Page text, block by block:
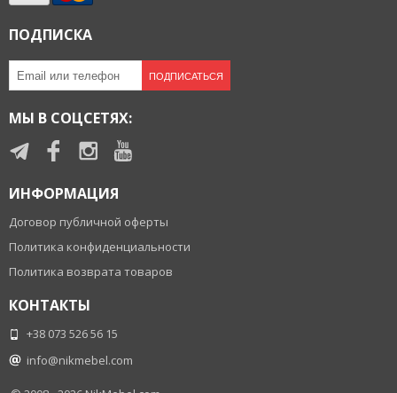
ПОДПИСКА
ПОДПИСАТЬСЯ
МЫ В СОЦСЕТЯХ:
ИНФОРМАЦИЯ
Договор публичной оферты
Политика конфиденциальности
Политика возврата товаров
КОНТАКТЫ
+38 073 526 56 15
info@nikmebel.com